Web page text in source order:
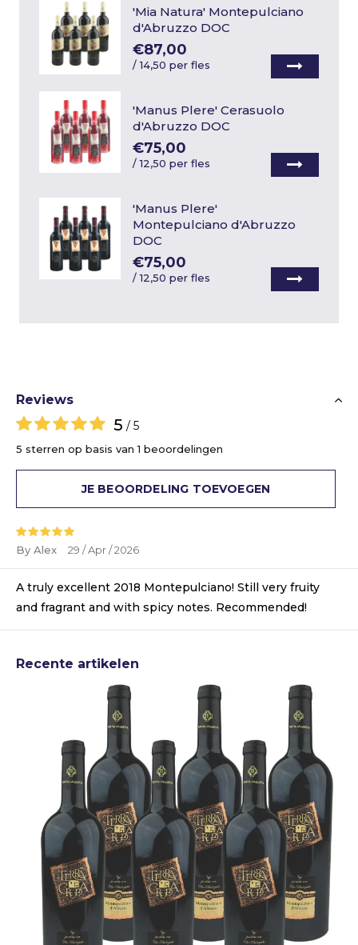
'Mia Natura' Montepulciano
d'Abruzzo DOC
€87,00
/14,50 per fles
'Manus Plere' Cerasuolo
d'Abruzzo DOC
€75,00
/12,50 per fles
'Manus Plere'
Montepulciano d'Abruzzo
DOC
€75,00
/12,50 per fles
Reviews
5 / 5
5 sterren op basis van 1 beoordelingen
JE BEOORDELING TOEVOEGEN
By Alex 29 / Apr / 2026
A truly excellent 2018 Montepulciano! Still very fruity
and fragrant and with spicy notes. Recommended!
Recente artikelen